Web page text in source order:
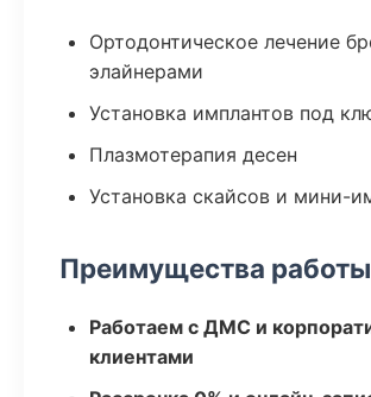
Ортодонтическое лечение
элайнерами
Установка имплантов под
Плазмотерапия десен
Установка скайсов и мини-
Преимущества
Работаем с ДМС и
клиентами